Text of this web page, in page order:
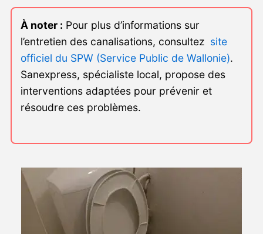
À noter : Pour plus d’informations sur
l’entretien des canalisations, consultez site
officiel du SPW (Service Public de Wallonie).
Sanexpress, spécialiste local, propose des
interventions adaptées pour prévenir et
résoudre ces problèmes.